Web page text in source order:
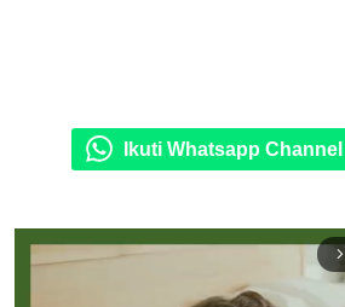
Ikuti Whatsapp
arrow_forward_ios